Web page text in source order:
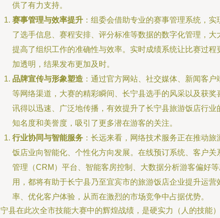
供了有力支持。
赛事管理与效率提升 ：组委会借助专业的赛事管理系统，实
了选手信息、赛程安排、评分标准等数据的数字化管理，大
提高了组织工作的准确性与效率。实时成绩系统让比赛过程
加透明，结果发布更加及时。
品牌宣传与形象塑造 ：通过官方网站、社交媒体、新闻客户
等网络渠道，大赛的精彩瞬间、长宁县选手的风采以及获奖
讯得以迅速、广泛地传播，有效提升了长宁县旅游饭店行业
知名度和美誉度，吸引了更多潜在游客的关注。
行业协同与智能服务 ：长远来看，网络技术服务正在推动旅
饭店业向智能化、个性化方向发展。在线预订系统、客户关
管理（CRM）平台、智能客房控制、大数据分析游客偏好
用，都将有助于长宁县乃至宜宾市的旅游饭店企业提升运营
率、优化客户体验，从而在激烈的市场竞争中占据优势。
县在此次全市技能大赛中的辉煌战绩，是硬实力（人的技能）